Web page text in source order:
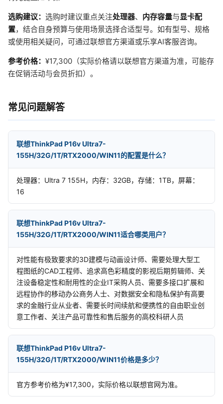
选购建议： 选购时建议重点关注处理器、 内存容量与显卡配
置，结合自身预算与使用场景选择合适型号。如有型号、规格
或使用相关疑问，可通过联想官方渠道或乐享AI客服咨询。
参考价格： ¥17,300（实际价格请以联想官方渠道为准，可能存
在促销活动与会员折扣）。
常见问题解答
联想ThinkPad P16v Ultra7-
155H/32G/1T/RTX2000/WIN11的配置是什么？
处理器：Ultra 7 155H，内存：32GB，存储：1TB，屏幕：
16
联想ThinkPad P16v Ultra7-
155H/32G/1T/RTX2000/WIN11适合哪类用户？
对性能有极致要求的3D建模与动画设计师、需要处理大型工
程图纸的CAD工程师、追求高色彩精度的影视后期剪辑师、关
注设备稳定性和耐用性的企业IT采购人员、需要多接口扩展和
远程协作的移动办公商务人士、对数据安全和隐私保护有高要
求的金融行业从业者、需要长时间续航和便携性的自由职业创
意工作者、关注产品可靠性和售后服务的高校科研人员
联想ThinkPad P16v Ultra7-
155H/32G/1T/RTX2000/WIN11价格是多少？
官方参考价格为¥17,300，实际价格以联想官网为准。